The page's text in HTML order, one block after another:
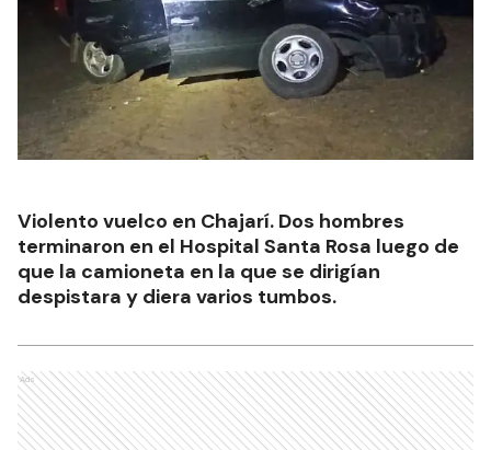
Violento vuelco en Chajarí. Dos hombres
terminaron en el Hospital Santa Rosa luego de
que la camioneta en la que se dirigían
despistara y diera varios tumbos.
Ads